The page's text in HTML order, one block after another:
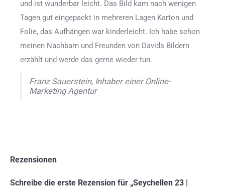
und ist wunderbar leicht. Das Bild kam nach wenigen
Tagen gut eingepackt in mehreren Lagen Karton und
Folie, das Aufhängen war kinderleicht. Ich habe schon
meinen Nachbarn und Freunden von Davids Bildern
erzählt und werde das gerne wieder tun.
Franz Sauerstein, Inhaber einer Online-
Marketing Agentur
Rezensionen
Schreibe die erste Rezension für „Seychellen 23 |